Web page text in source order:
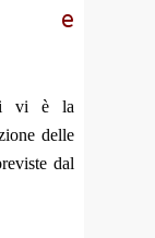
e
vi è la
delle
dal